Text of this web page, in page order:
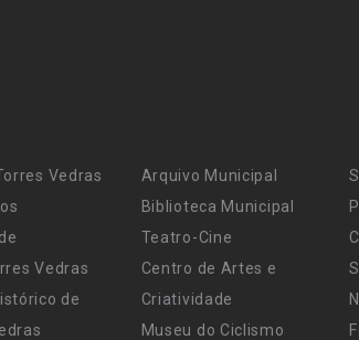
Vedras
Vedras
de
Arquivo Municipal
Biblioteca Municipal
Teatro-Cine
Centro de Artes e
Criatividade
Museu do Ciclismo